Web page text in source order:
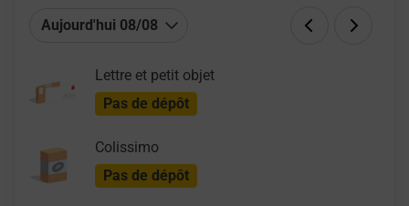
Aujourd'hui 08/08
Lettre et petit objet
Pas de dépôt
Colissimo
Pas de dépôt